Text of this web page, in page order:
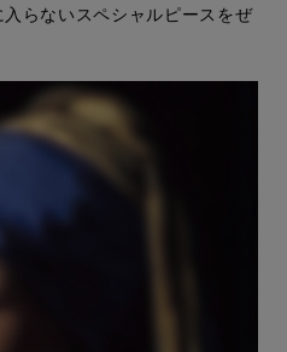
らないスペシャルピースをぜ